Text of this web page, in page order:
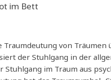
im Bett
Traumdeutung von
der Stuhlgang in der
Stuhlgang im Traum aus